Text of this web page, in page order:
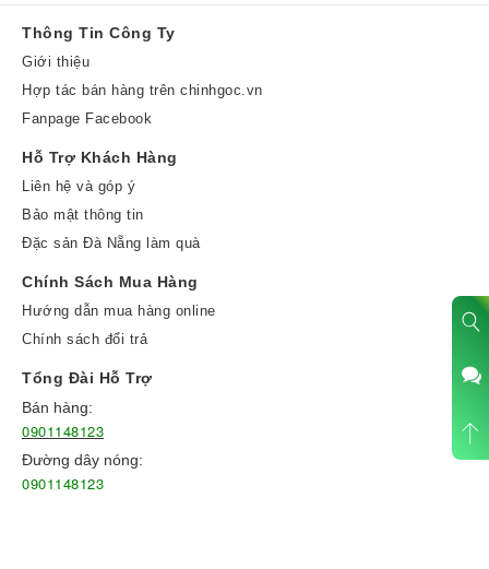
Thông Tin Công Ty
Giới thiệu
Hợp tác bán hàng trên chinhgoc.vn
Fanpage Facebook
Hỗ Trợ Khách Hàng
Liên hệ và góp ý
Bảo mật thông tin
Đặc sản Đà Nẵng làm quà
Chính Sách Mua Hàng
Hướng dẫn mua hàng online
Chính sách đổi trả
Tổng Đài Hỗ Trợ
Bán hàng:
0901148123
Đường dây nóng:
0901148123